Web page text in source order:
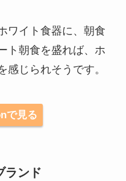
ワイト食器に、朝食
ト朝食を盛れば、ホ
感じられそうです。
で見る
ランド